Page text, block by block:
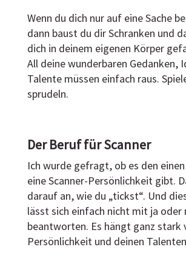
Wenn du dich nur auf eine Sache
dann baust du dir Schranken und
dich in deinem eigenen Körper
All deine wunderbaren Gedanken,
Talente müssen einfach raus.
sprudeln.
Der Beruf für Scanner
Ich wurde gefragt, ob es den
eine Scanner-Persönlichkeit gibt.
darauf an, wie du „tickst“. Und
lässt sich einfach nicht mit ja oder
beantworten. Es hängt ganz stark
Persönlichkeit und deinen